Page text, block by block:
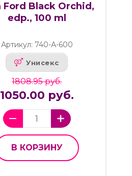
Ford Black Orchid,
edp., 100 ml
Артикул: 740-А-600
Унисекс
1808.95 руб.
1050.00 руб.
В КОРЗИНУ